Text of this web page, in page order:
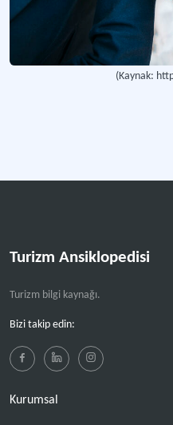
(Kaynak:
Turizm Ansiklopedisi
Turizm bilgi kaynağı.
Bizi takip edin:
Kurumsal